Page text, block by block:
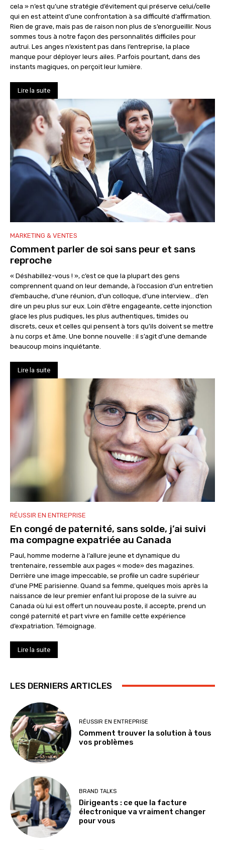
cela » n’est qu’une stratégie d’évitement qui préserve celui/celle
qui en est atteint d’une confrontation à sa difficulté d’affirmation.
Rien de grave, mais pas de raison non plus de s’enorgueillir. Nous
sommes tous à notre façon des personnalités difficiles pour
autrui. Les anges n’existent pas dans l’entreprise, la place
manque pour déployer leurs ailes. Parfois pourtant, dans des
instants magiques, on perçoit leur lumière.
Lire la suite
MARKETING & VENTES
Comment parler de soi sans peur et sans
reproche
« Déshabillez-vous ! », c’est ce que la plupart des gens
comprennent quand on leur demande, à l’occasion d’un entretien
d’embauche, d’une réunion, d’un colloque, d’une interview… d’en
dire un peu plus sur eux. Loin d’être engageante, cette injonction
glace les plus pudiques, les plus authentiques, timides ou
discrets, ceux et celles qui pensent à tors qu’ils doivent se mettre
à nu corps et âme. Une bonne nouvelle : il s’agit d’une demande
beaucoup moins inquiétante.
Lire la suite
RÉUSSIR EN ENTREPRISE
En congé de paternité, sans solde, j’ai suivi
ma compagne expatriée au Canada
Paul, homme moderne à l’allure jeune et dynamique du
trentenaire, ressemble aux pages « mode» des magazines.
Derrière une image impeccable, se profile un cadre supérieur
d’une PME parisienne. Quand sa femme, quelques mois après la
naissance de leur premier enfant lui propose de la suivre au
Canada où lui est offert un nouveau poste, il accepte, prend un
congé paternité et part vivre en famille cette expérience
d’expatriation. Témoignage.
Lire la suite
LES DERNIERS ARTICLES
RÉUSSIR EN ENTREPRISE
Comment trouver la solution à tous
vos problèmes
BRAND TALKS
Dirigeants : ce que la facture
électronique va vraiment changer
pour vous